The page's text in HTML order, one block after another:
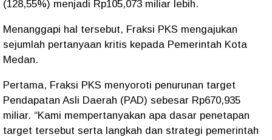
(128,55%) menjadi Rp105,073 miliar lebih.
Menanggapi hal tersebut, Fraksi PKS mengajukan
sejumlah pertanyaan kritis kepada Pemerintah Kota
Medan.
Pertama, Fraksi PKS menyoroti penurunan target
Pendapatan Asli Daerah (PAD) sebesar Rp670,935
miliar. “Kami mempertanyakan apa dasar penetapan
target tersebut serta langkah dan strategi pemerintah